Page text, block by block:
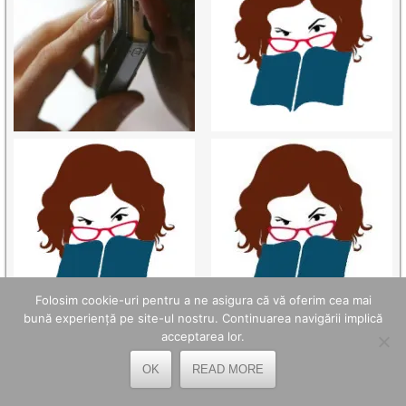
Folosim cookie-uri pentru a ne asigura că vă oferim cea mai
bună experiență pe site-ul nostru. Continuarea navigării implică
acceptarea lor.
OK READ MORE